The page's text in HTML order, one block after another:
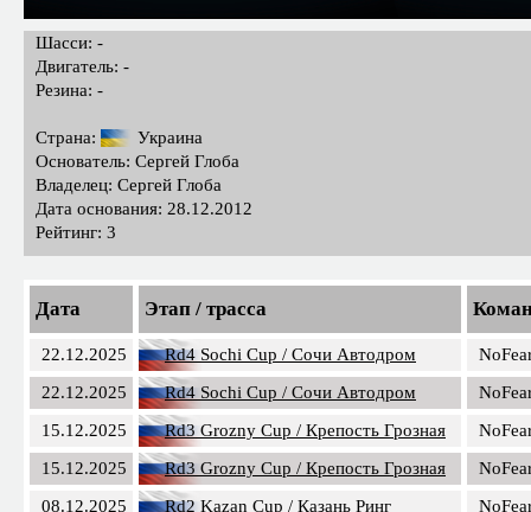
Шасси: -
Двигатель: -
Резина: -
Страна:
Украина
Основатель: Сергей Глоба
Владелец: Сергей Глоба
Дата основания: 28.12.2012
Рейтинг: 3
Дата Этап / трасса
22.12.2025 Rd4 Sochi Cup / Сочи Автодром
22.12.2025
Rd4 Sochi Cup / Сочи Автодром
15.12.2025
Rd3 Grozny Cup / Крепость Грозная
15.12.2025
Rd3 Grozny Cup / Крепость Грозная
08.12.2025
Rd2 Kazan Cup / Казань Ринг